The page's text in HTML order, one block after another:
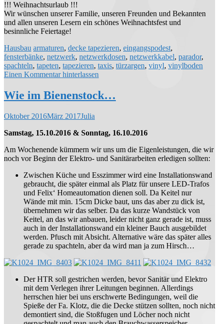
!!! Weihnachtsurlaub !!!
Wir wünschen unserer Familie, unseren Freunden und Bekannten
und allen unseren Lesern ein schönes Weihnachtsfest und
besinnliche Feiertage!
Hausbau armaturen, decke tapezieren, eingangspodest,
fensterbänke, netzwerk, netzwerkdosen, netzwerkkabel, parador,
spachteln, tapeten, tapezieren, taxis, türzargen, vinyl, vinylboden
Einen Kommentar hinterlassen
Wie im Bienenstock…
Oktober 2016März 2017Julia
Samstag, 15.10.2016 & Sonntag, 16.10.2016
Am Wochenende kümmern wir uns um die Eigenleistungen, die wir
noch vor Beginn der Elektro- und Sanitärarbeiten erledigen sollten:
Zwischen Küche und Esszimmer wird eine Installationswand
gebraucht, die später einmal als Platz für unsere LED-Trafos
und Felix‘ Homeautomation dienen soll. Da Keitel nur
Wände mit min. 15cm Dicke baut, uns das aber zu dick ist,
übernehmen wir das selber. Da das kurze Wandstück von
Keitel, an das wir anbauen, leider nicht ganz gerade ist, muss
auch in der Installationswand ein kleiner Bauch ausgebildet
werden. Pfusch mit Absicht. Alternative wäre das später alles
gerade zu spachteln, aber da wird man ja zum Hirsch…
Der HTR soll gestrichen werden, bevor Sanitär und Elektro
mit dem Verlegen ihrer Leitungen beginnen. Allerdings
herrschen hier bei uns erschwerte Bedingungen, weil die
Spieße der Fa. Klotz, die die Decke stützen sollten, noch nicht
demontiert sind, die Stoßfugen und Löcher noch nicht